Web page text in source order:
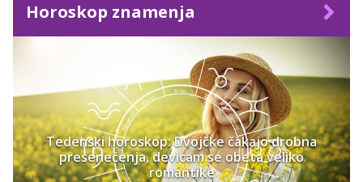
Horoskop znamenja
Tedenski horoskop: Dvojčke čakajo drobna
presenečenja, devicam se obeta veliko
romantike